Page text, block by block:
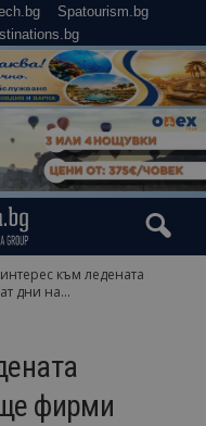
Spatourism.bg
към ледената
дни на...
фирми